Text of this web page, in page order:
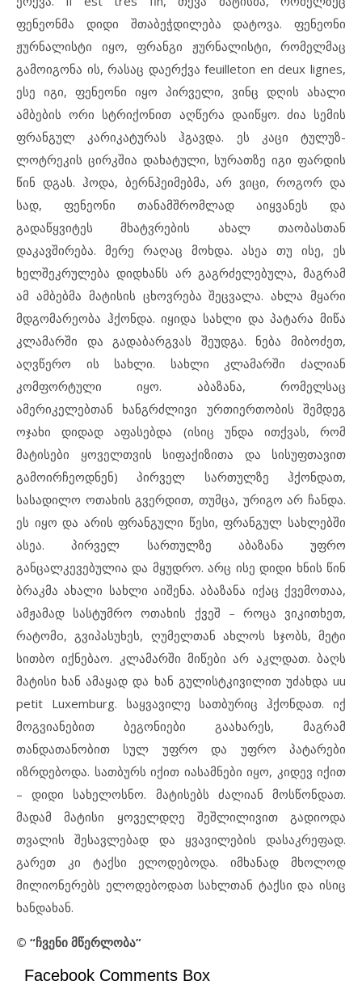
ფენეონმა დიდი შთაბეჭდილება დატოვა. ფენეონი
ჟურნალისტი იყო, ფრანგი ჟურნალისტი, რომელმაც
გამოიგონა ის, რასაც დაერქვა feuilleton en deux lignes,
ესე იგი, ფენეონი იყო პირველი, ვინც დღის ახალი
ამბების ორი სტრიქონით აღწერა დაიწყო. ძია სემის
ფრანგულ კარიკატურას ჰგავდა. ეს კაცი ტულუზ-
ლოტრეკის ცირკშია დახატული, სურათზე იგი ფარდის
წინ დგას. ჰოდა, ბერნჰეიმებმა, არ ვიცი, როგორ და
სად, ფენეონი თანამშრომლად აიყვანეს და
გადაწყვიტეს მხატვრების ახალ თაობასთან
დაკავშირება. მერე რაღაც მოხდა. ასეა თუ ისე, ეს
ხელშეკრულება დიდხანს არ გაგრძელებულა, მაგრამ
ამ ამბებმა მატისის ცხოვრება შეცვალა. ახლა მყარი
მდგომარეობა ჰქონდა. იყიდა სახლი და პატარა მიწა
კლამარში და გადაბარგვას შეუდგა. ნება მიბოძეთ,
აღვწერო ის სახლი. სახლი კლამარში ძალიან
კომფორტული იყო. აბაზანა, რომელსაც
ამერიკელებთან ხანგრძლივი ურთიერთობის შემდეგ
ოჯახი დიდად აფასებდა (ისიც უნდა ითქვას, რომ
მატისები ყოველთვის სიფაქიზითა და სისუფთავით
გამოირჩეოდნენ) პირველ სართულზე ჰქონდათ,
სასადილო ოთახის გვერდით, თუმცა, ურიგო არ ჩანდა.
ეს იყო და არის ფრანგული წესი, ფრანგულ სახლებში
ასეა. პირველ სართულზე აბაზანა უფრო
განცალკევებულია და მყუდრო. არც ისე დიდი ხნის წინ
ბრაკმა ახალი სახლი აიშენა. აბაზანა იქაც ქვემოთაა,
ამჟამად სასტუმრო ოთახის ქვეშ – როცა ვიკითხეთ,
რატომo, გვიპასუხეს, ღუმელთან ახლოს სჯობს, მეტი
სითბო იქნებაო. კლამარში მიწები არ აკლდათ. ბაღს
მატისი ხან ამაყად და ხან გულისტკივილით უძახდა uu
petit Luxemburg. საყვავილე სათბურიც ჰქონდათ. იქ
მოგვიანებით ბეგონიები გაახარეს, მაგრამ
თანდათანობით სულ უფრო და უფრო პატარები
იზრდებოდა. სათბურს იქით იასამნები იყო, კიდევ იქით
– დიდი სახელოსნო. მატისებს ძალიან მოსწონდათ.
მადამ მატისი ყოველდღე შეშლილივით გადიოდა
თვალის შესავლებად და ყვავილების დასაკრეფად.
გარეთ კი ტაქსი ელოდებოდა. იმხანად მხოლოდ
მილიონერებს ელოდებოდათ სახლთან ტაქსი და ისიც
ხანდახან.
© “ჩვენი მწერლობა”
Facebook Comments Box